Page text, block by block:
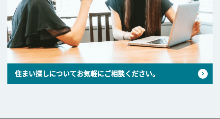
住まい探しについてお気軽にご相談ください。